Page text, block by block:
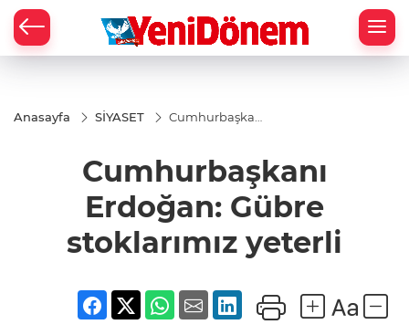
Anasayfa SİYASET
Cumhurbaşkanı
Cumhurbaşkanı
Erdoğan: Gübre
stoklarımız yeterli